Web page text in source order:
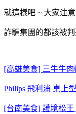
就這樣吧 ~ 大家注
詐騙集團的都該被判
[高雄美食] 三牛牛
Philips 飛利浦 桌上
[台南美食] 護境松